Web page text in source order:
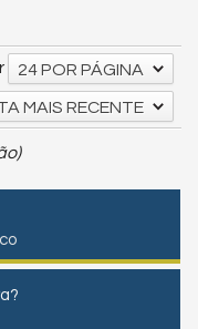
24 POR PÁGINA
MAIS RECENTE